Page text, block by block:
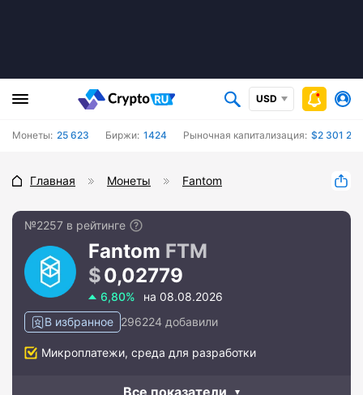
USD
Монеты: 25 623 Биржи: 1424 Рыночная капитализация: $2 301
Главная Монеты Fantom
№2257 в рейтинге
Fantom FTM
0,02779
6,80%
на 08.08.2026
В избранное 296224 добавили
Микроплатежи, среда для разработки